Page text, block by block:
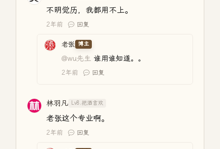
不明觉历，我都用不上。
2年前 回复
老张 博主
@wu先生 谁用谁知道。。
2年前 回复
林羽凡 Lv8.把酒言欢
老张这个专业啊。
2年前 回复